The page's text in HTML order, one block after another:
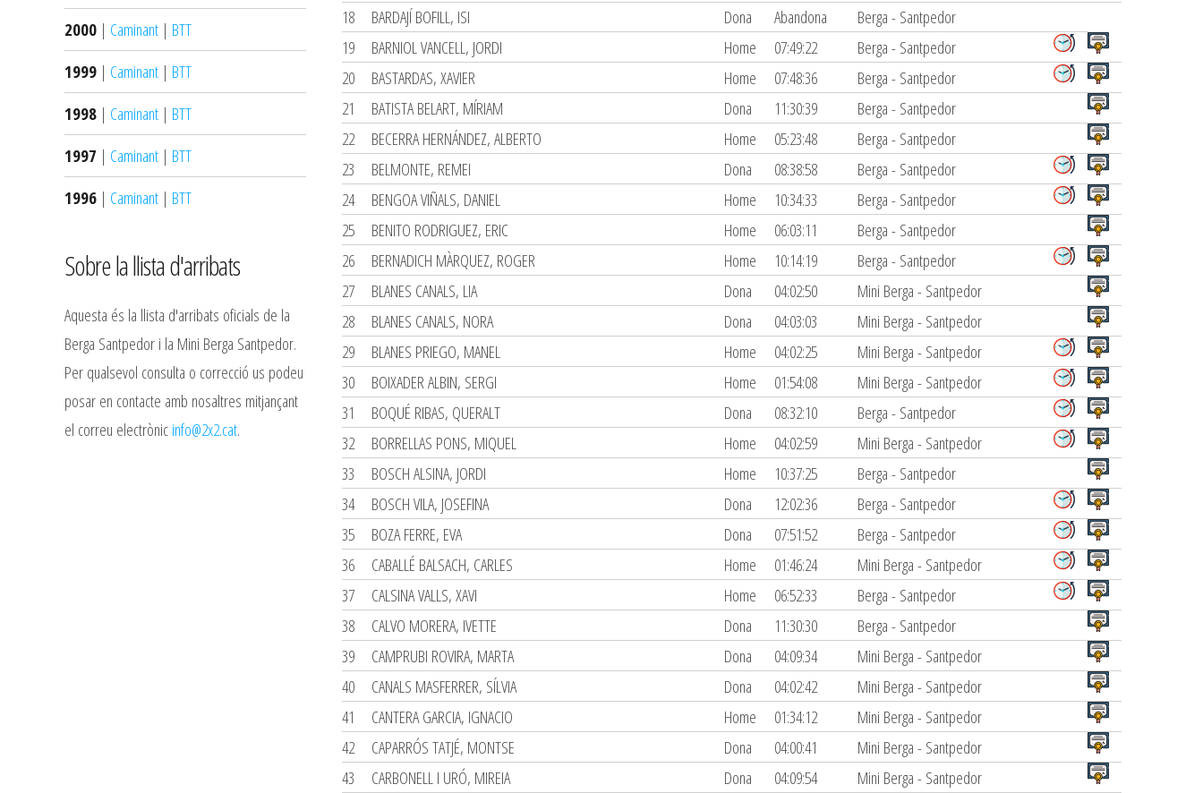
2000 | Caminant | BTT
1999 | Caminant | BTT
1998 | Caminant | BTT
1997 | Caminant | BTT
1996 | Caminant | BTT
Sobre la llista d'arribats
Aquesta és la llista d'arribats oficials de la
Berga Santpedor i la Mini Berga Santpedor.
Per qualsevol consulta o correcció us podeu
posar en contacte amb nosaltres mitjançant
el correu electrònic info@2x2.cat.
18
BARDAJÍ BOFILL, ISI Dona Abandona
Berga - Santpedor
19
BARNIOL VANCELL, JORDI Home 07:49:22
Berga - Santpedor
20
BASTARDAS, XAVIER Home 07:48:36
Berga - Santpedor
21
BATISTA BELART, MÍRIAM Dona 11:30:39
Berga - Santpedor
22
BECERRA HERNÁNDEZ, ALBERTO Home 05:23:48
Berga - Santpedor
23
BELMONTE, REMEI Dona 08:38:58
Berga - Santpedor
24
BENGOA VIÑALS, DANIEL Home 10:34:33
Berga - Santpedor
25
BENITO RODRIGUEZ, ERIC Home 06:03:11
Berga - Santpedor
26
BERNADICH MÀRQUEZ, ROGER Home 10:14:19
Berga - Santpedor
27
BLANES CANALS, LIA Dona 04:02:50
Mini Berga - Santpedor
28
BLANES CANALS, NORA Dona 04:03:03
Mini Berga - Santpedor
29
BLANES PRIEGO, MANEL Home 04:02:25
Mini Berga - Santpedor
30
BOIXADER ALBIN, SERGI Home 01:54:08
Mini Berga - Santpedor
31
BOQUÉ RIBAS, QUERALT Dona 08:32:10
Berga - Santpedor
32
BORRELLAS PONS, MIQUEL Home 04:02:59
Mini Berga - Santpedor
33
BOSCH ALSINA, JORDI Home 10:37:25
Berga - Santpedor
34
BOSCH VILA, JOSEFINA Dona 12:02:36
Berga - Santpedor
35
BOZA FERRE, EVA Dona 07:51:52
Berga - Santpedor
36
CABALLÉ BALSACH, CARLES Home 01:46:24
Mini Berga - Santpedor
37
CALSINA VALLS, XAVI Home 06:52:33
Berga - Santpedor
38
CALVO MORERA, IVETTE Dona 11:30:30
Berga - Santpedor
39
CAMPRUBI ROVIRA, MARTA Dona 04:09:34
Mini Berga - Santpedor
40
CANALS MASFERRER, SÍLVIA Dona 04:02:42
Mini Berga - Santpedor
41
CANTERA GARCIA, IGNACIO Home 01:34:12
Mini Berga - Santpedor
42
CAPARRÓS TATJÉ, MONTSE Dona 04:00:41
Mini Berga - Santpedor
43
CARBONELL I URÓ, MIREIA Dona 04:09:54
Mini Berga - Santpedor